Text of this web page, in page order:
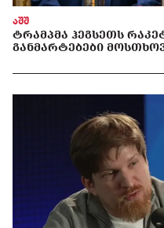
აშშ
ᲢᲠᲐᲛᲞᲛᲐ ᲰᲔᲒᲡᲔᲗᲡ
ᲒᲐᲜᲛᲐᲠᲢᲔᲑᲔᲑᲘ